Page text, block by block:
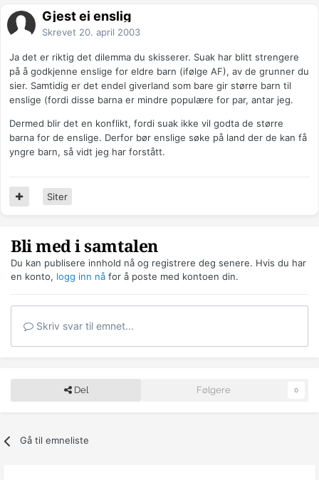
Gjest ei enslig
Skrevet 20. april 2003
Ja det er riktig det dilemma du skisserer. Suak har blitt strengere
på å godkjenne enslige for eldre barn (ifølge AF), av de grunner du
sier. Samtidig er det endel giverland som bare gir større barn til
enslige (fordi disse barna er mindre populære for par, antar jeg.
Dermed blir det en konflikt, fordi suak ikke vil godta de større
barna for de enslige. Derfor bør enslige søke på land der de kan få
yngre barn, så vidt jeg har forstått.
Siter
Bli med i samtalen
Du kan publisere innhold nå og registrere deg senere. Hvis du har
en konto, logg inn nå for å poste med kontoen din.
Skriv svar til emnet...
Del Følgere 0
Gå til emneliste